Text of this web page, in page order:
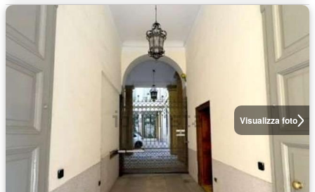
Visualizza foto